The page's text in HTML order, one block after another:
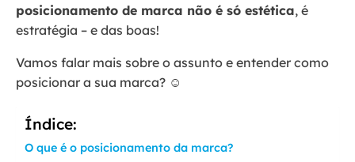
posicionamento de marca não é só estética, é
estratégia – e das boas!
Vamos falar mais sobre o assunto e entender como
posicionar a sua marca? ☺️
Índice:
O que é o posicionamento da marca?